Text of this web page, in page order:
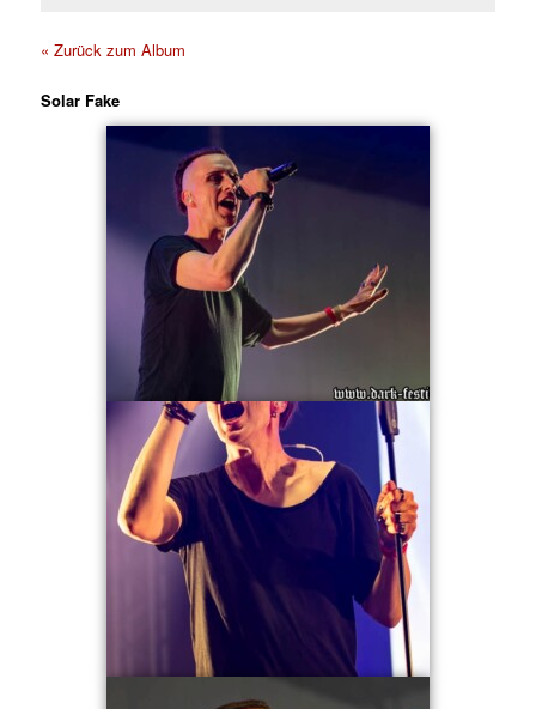
« Zurück zum Album
Solar Fake